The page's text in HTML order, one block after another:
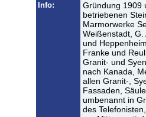
Info:
Gründung 1909
betriebenen
Marmorwerke
Weißenstadt, G.
und
Franke und
Granit- und
nach Kanada,
allen Granit-,
Fassaden,
umbenannt in
des